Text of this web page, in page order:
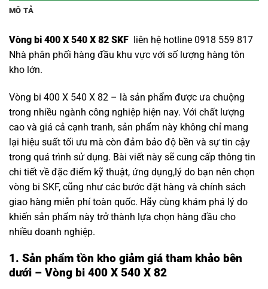
MÔ TẢ
Vòng bi 400 X 540 X 82 SKF liên hệ hotline 0918 559 817
Nhà phân phối hàng đầu khu vực với số lượng hàng tôn
kho lớn.
Vòng bi 400 X 540 X 82 – là sản phẩm được ưa chuộng
trong nhiều ngành công nghiệp hiện nay. Với chất lượng
cao và giá cả cạnh tranh, sản phẩm này không chỉ mang
lại hiệu suất tối ưu mà còn đảm bảo độ bền và sự tin cậy
trong quá trình sử dụng. Bài viết này sẽ cung cấp thông tin
chi tiết về đặc điểm kỹ thuật, ứng dụng,lý do bạn nên chọn
vòng bi SKF, cũng như các bước đặt hàng và chính sách
giao hàng miễn phí toàn quốc. Hãy cùng khám phá lý do
khiến sản phẩm này trở thành lựa chọn hàng đầu cho
nhiều doanh nghiệp.
1. Sản phẩm tồn kho giảm giá tham khảo bên
dưới – Vòng bi 400 X 540 X 82